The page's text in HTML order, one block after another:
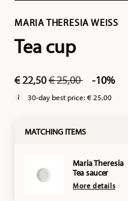
MARIA THERESIA WEISS
Tea cup
€ 22,50Price reduced from
€ 25,00to -10%
30-day best price:€ 25,00
MATCHING ITEMS
Maria Theresia
Tea saucer
More details